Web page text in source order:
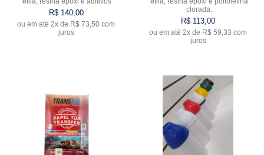
VARIADOS
R$ 140,00
ou em até 2x de R$ 73,50 com
juros
clorada.
R$ 113,00
ou em até 2x de R$ 59,33 com
juros